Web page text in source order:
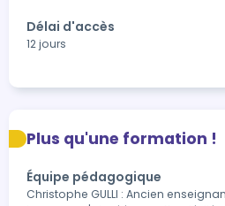
Délai d'accès
12 jours
Plus qu'une formation !
Équipe pédagogique
Christophe GULLI : Ancien